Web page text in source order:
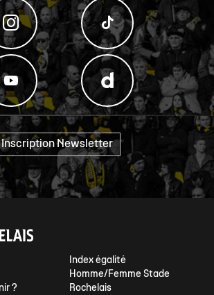
Inscription Newsletter "
Index égalité
Homme/Femme Stade
Rochelais
?